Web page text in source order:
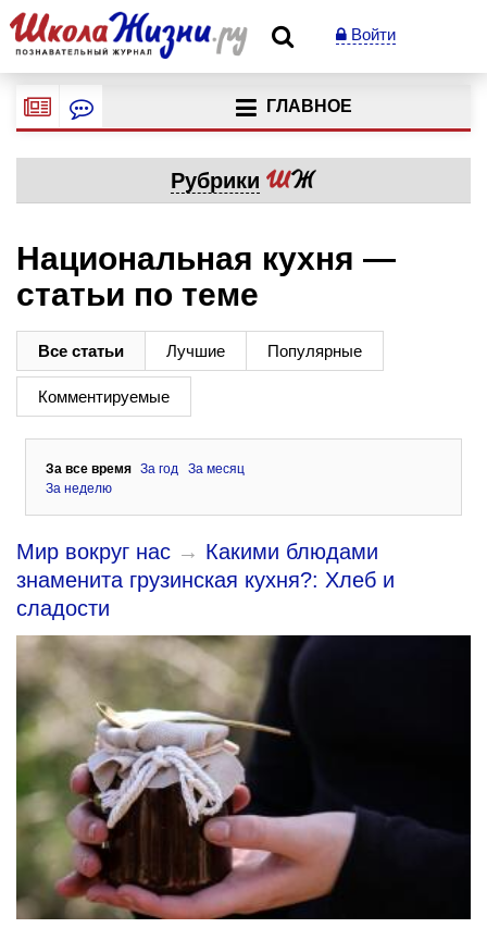
Войти
ГЛАВНОЕ
Рубрики
Национальная кухня —
статьи по теме
Все статьи Лучшие Популярные
Комментируемые
За все время За год
За месяц
За неделю
Мир вокруг нас → Какими блюдами
знаменита грузинская кухня?: Хлеб и
сладости